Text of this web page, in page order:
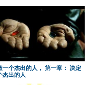
一个杰出的人， 第一章： 决定
杰出的人